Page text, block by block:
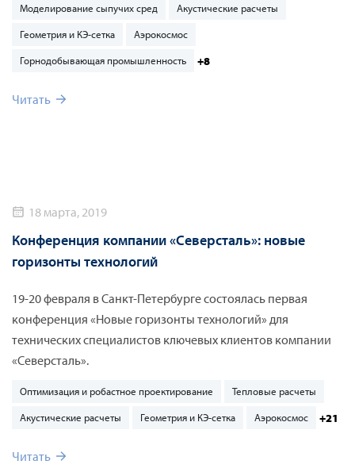
Национальной академии наук Беларуси по адресу ул.
Академическая, 12. К участию приглашаются инженеры и
руководители инженерных отделов компаний, научные
исследовательских организаций, вузов. Участие в Форуме
Моделирование сыпучих сред Акустические расчеты
Геометрия и КЭ-сетка Аэрокосмос
Горнодобывающая промышленность +8
Читать
18 марта, 2019
Конференция компании «Северсталь»: новые
горизонты технологий
19-20 февраля в Санкт-Петербурге состоялась первая
конференция «Новые горизонты технологий» для
технических специалистов ключевых клиентов компании
«Северсталь».
Оптимизация и робастное проектирование Тепловые расчеты
Акустические расчеты Геометрия и КЭ-сетка Аэрокосмос +21
Читать